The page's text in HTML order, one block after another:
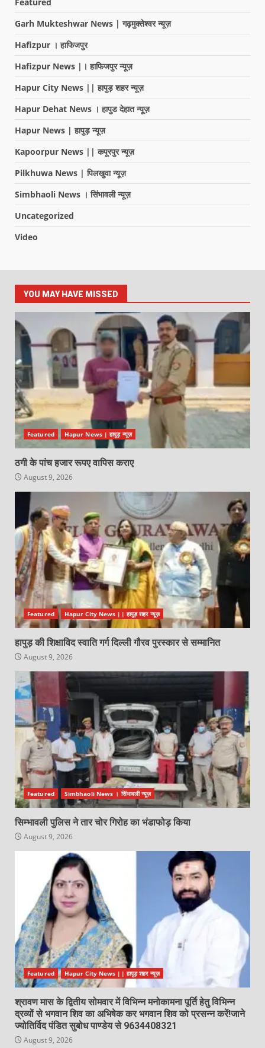
Garh Mukteshwar News | गढ़मुक्तेश्वर न्यूज़
Hafizpur । हाफिजपुर
Hafizpur News |। हाफिजपुर न्यूज़
Hapur City News || हापुड़ शहर न्यूज़
Hapur Dehat News । हापुड देहात न्यूज़
Hapur News | हापुड़ न्यूज़
Kapoorpur News || कपूरपुर न्यूज़
Pilkhuwa News | पिलखुवा न्यूज़
Simbhaoli News । सिंभावली न्यूज़
Uncategorized
Video
YOU MAY HAVE MISSED
Featured Hapur News | हापुड़ न्यूज़
ठगी के पांच हजार रूपए वापिस कराए
August 9, 2026
Featured Hapur City News || हापुड़ शहर न्यूज़
हापुड़ की शिक्षाविद स्वाति गर्ग दिल्ली गौरव पुरस्कार से सम्मानित
August 9, 2026
Featured Simbhaoli News । सिंभावली न्यूज़
सिम्भावली पुलिस ने तार चोर गिरोह का भंडाफोड़ किया
August 9, 2026
Featured Hapur City News || हापुड़ शहर न्यूज़
श्रावण मास के द्वितीय सोमवार में विभिन्न मनोकामना पूर्ति हेतु विभिन्न
द्रव्यों से भगवान शिव का अभिषेक कर भगवान शिव को प्रसन्न करें!जाने
ज्योतिर्विद पंडित सुबोध पाण्डेय से 9634408321
August 9, 2026